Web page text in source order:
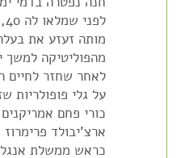
מותה זעזע את
מהפוליטיקה למשך
לאחר שחזר לחיים
על גלי
ארצ'יבולד